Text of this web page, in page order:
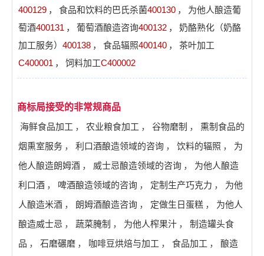
400129 ， 食品和饮料的巴氏杀菌400130 ，
为他人酿造葡
萄酒400131 ， 葡萄酒酿造咨询400132 ，
奶酪熟化（奶酪
加工服务） 400138 ， 食品辐照400140 ，
茶叶加工
C400001 ， 饲料加工C400002
商标局接受的非常规商品
海鲜食品加工 ， 农业粮食加工 ， 谷物磨制 ，
熏制食品的
烟熏室服务 ， 利口酒酿造领域的咨询 ， 饮料的辐照 ，
为
他人酿造朗姆酒 ， 威士忌酿造领域的咨询 ，
为他人酿造
利口酒 ， 啤酒酿造领域的咨询 ， 定制生产巧克力 ，
为他
人酿造米酒 ， 朗姆酒酿造咨询 ， 定做生日蛋糕 ，
为他人
酿造威士忌 ， 蔬菜腌制 ， 为他人榨果汁 ，
制造罐头食
品 ， 石磨碾磨 ， 咖啡豆烘焙与加工 ， 食品加工 ，
酿造